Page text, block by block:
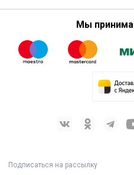
Мы
Подписаться на рассылку